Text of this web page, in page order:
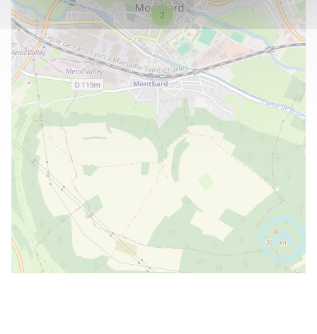
Hôpital de Semur en Auxois PLUS D'INFOS
Santé
L'arène à Vénarey les Laumes PLUS D'INFOS
Sports
La ferme de l'épluvier PLUS D'INFOS
Commerces et artisans
La ferme du pont Hauteroche PLUS D'INFOS
2